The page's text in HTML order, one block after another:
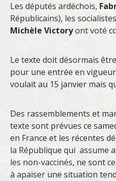
Les députés ardéchois,
Républicains), les socialistes
Michèle Victoryont voté
Le texte doit désormais
pour une entrée en
voulait au 15 janvier mais
Des rassemblements et
texte sont prévues ce
en France et les récentes
la République qui assume
les non-vaccinés, ne sont
à apaiser une situation